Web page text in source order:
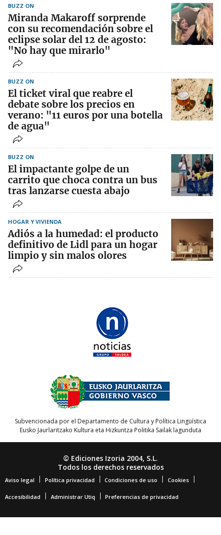
BUZZ ON
Miranda Makaroff sorprende
con su recomendación sobre el
eclipse solar del 12 de agosto:
"No hay que mirarlo"
BUZZ ON
El ticket viral que reabre el
debate sobre los precios en
verano: "11 euros por una botella
de agua"
BUZZ ON
El impactante golpe de un
carrito que choca contra un bus
tras lanzarse cuesta abajo
HOGAR Y VIVIENDA
Adiós a la humedad: el producto
definitivo de Lidl para un hogar
limpio y sin malos olores
Subvencionada por el Departamento de Cultura y Política Lingüística
Eusko Jaurlaritzako Kultura eta Hizkuntza Politika Sailak lagunduta
© Ediciones Izoria 2004, S.L.
Todos los derechos reservados
Aviso legal Política privacidad Condiciones de uso Cookies
Accesibilidad Administrar Utiq Preferencias de privacidad